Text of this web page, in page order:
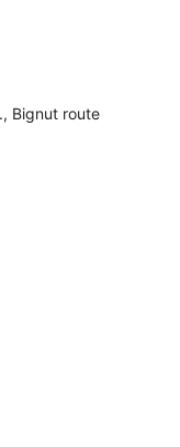
Bignut route